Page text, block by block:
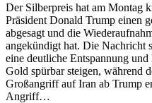
Der Silberpreis hat am Montag
Präsident Donald Trump einen
abgesagt und die
angekündigt hat. Die Nachricht
eine deutliche Entspannung
Gold spürbar steigen, während
Großangriff auf Iran ab Trump
Angriff…